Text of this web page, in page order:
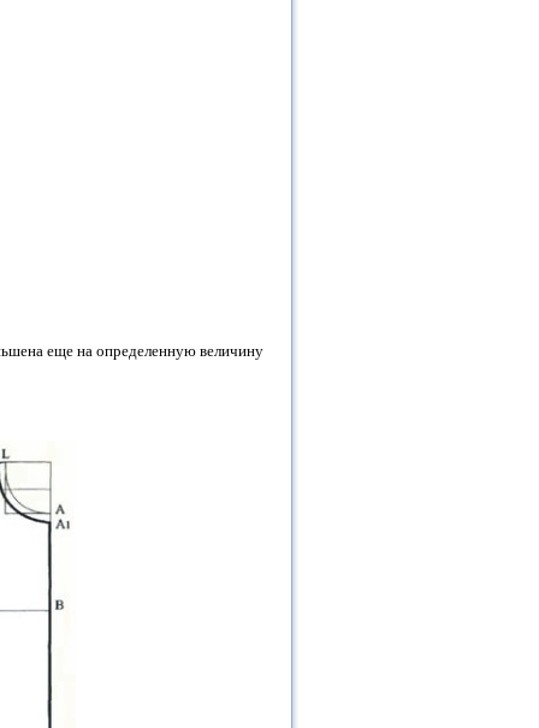
еще на определенную величину